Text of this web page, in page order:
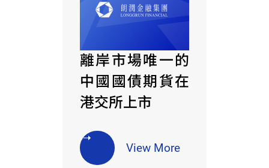
離岸市場唯一的
中國國債期貨在
港交所上市
View More